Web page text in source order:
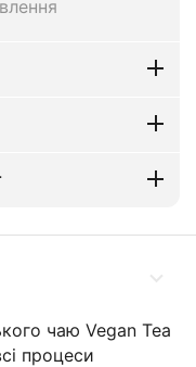
чаю Vegan Tea
процеси